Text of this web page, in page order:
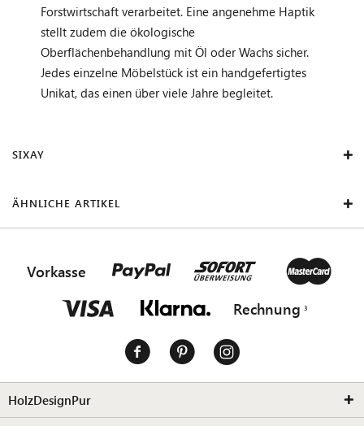
Forstwirtschaft verarbeitet. Eine angenehme Haptik
stellt zudem die ökologische
Oberflächenbehandlung mit Öl oder Wachs sicher.
Jedes einzelne Möbelstück ist ein handgefertigtes
Unikat, das einen über viele Jahre begleitet.
SIXAY
ÄHNLICHE ARTIKEL
Vorkasse
Rechnung
HolzDesignPur